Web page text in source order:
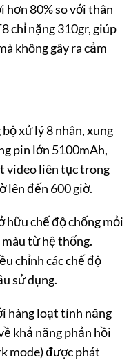
hơn 80% so với thân
chỉ nặng 310gr, giúp
không gây ra cảm
xử lý 8 nhân, xung
pin lớn 5100mAh,
video liên tục trong
lên đến 600 giờ.
hữu chế độ chống mỏi
từ hệ thống.
chỉnh các chế độ
sử dụng.
hàng loạt tính năng
khả năng phản hồi
mode) được phát